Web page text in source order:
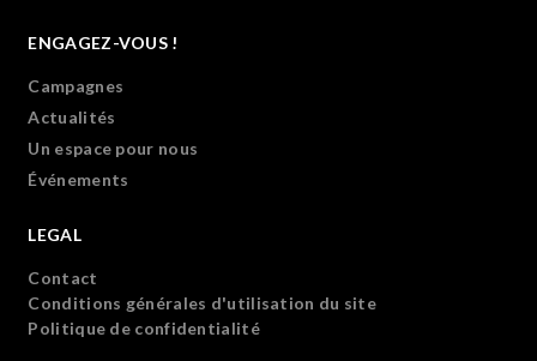
ENGAGEZ-VOUS !
Campagnes
Actualités
Un espace pour nous
Événements
LEGAL
Contact
Conditions générales d'utilisation du site
Politique de confidentialité